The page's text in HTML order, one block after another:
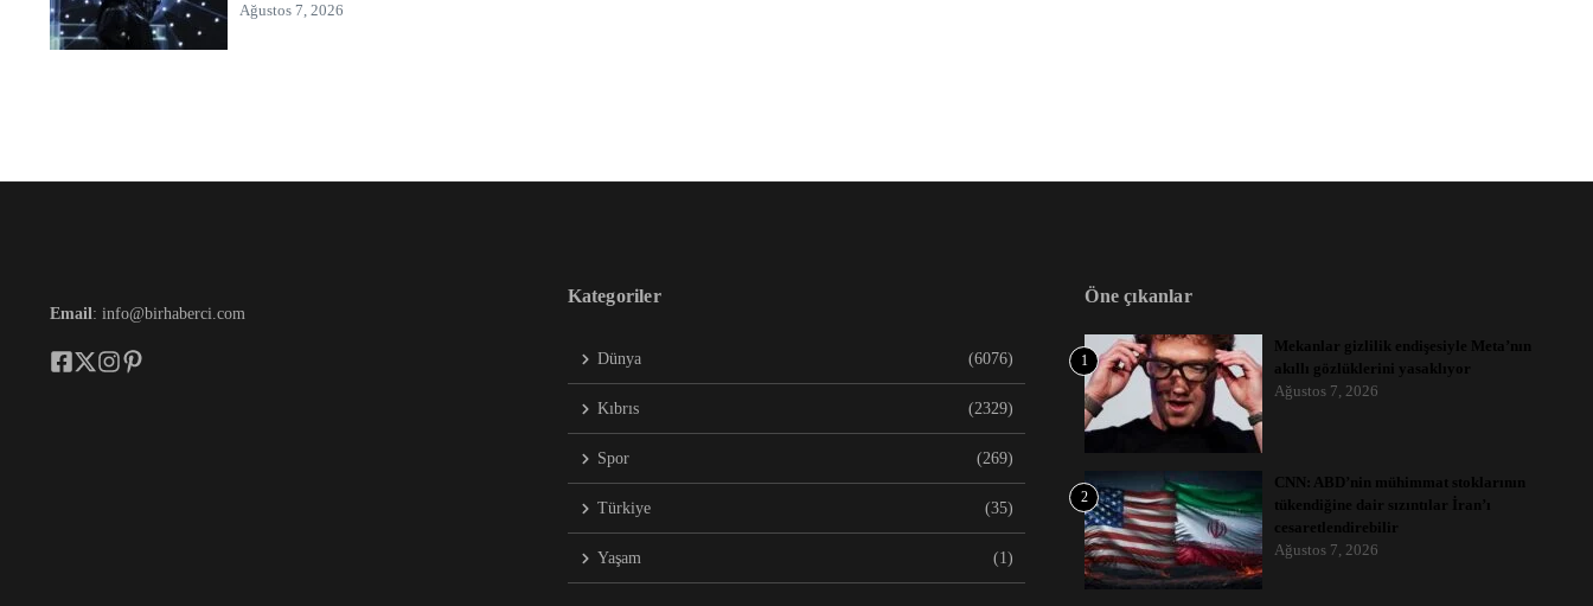
Ağustos 7, 2026
Email: info@birhaberci.com
Kategoriler
Dünya (6076)
Kıbrıs (2329)
Spor (269)
Türkiye (35)
Yaşam (1)
Öne çıkanlar
1
Mekanlar gizlilik endişesiyle Meta’nın
akıllı gözlüklerini yasaklıyor
Ağustos 7, 2026
2
CNN: ABD’nin mühimmat stoklarının
tükendiğine dair sızıntılar İran’ı
cesaretlendirebilir
Ağustos 7, 2026